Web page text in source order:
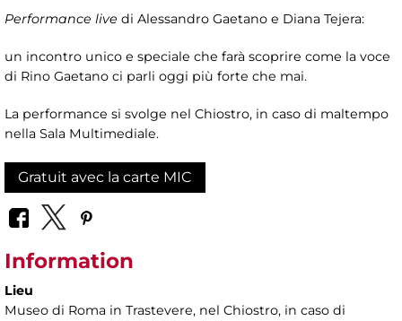
Performance live di Alessandro Gaetano e Diana Tejera:
un incontro unico e speciale che farà scoprire come la voce
di Rino Gaetano ci parli oggi più forte che mai.
La performance si svolge nel Chiostro, in caso di maltempo
nella Sala Multimediale.
Gratuit avec la carte MIC
Information
Lieu
Museo di Roma in Trastevere, nel Chiostro, in caso di